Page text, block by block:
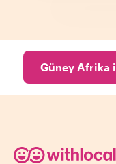
Güney Afrika